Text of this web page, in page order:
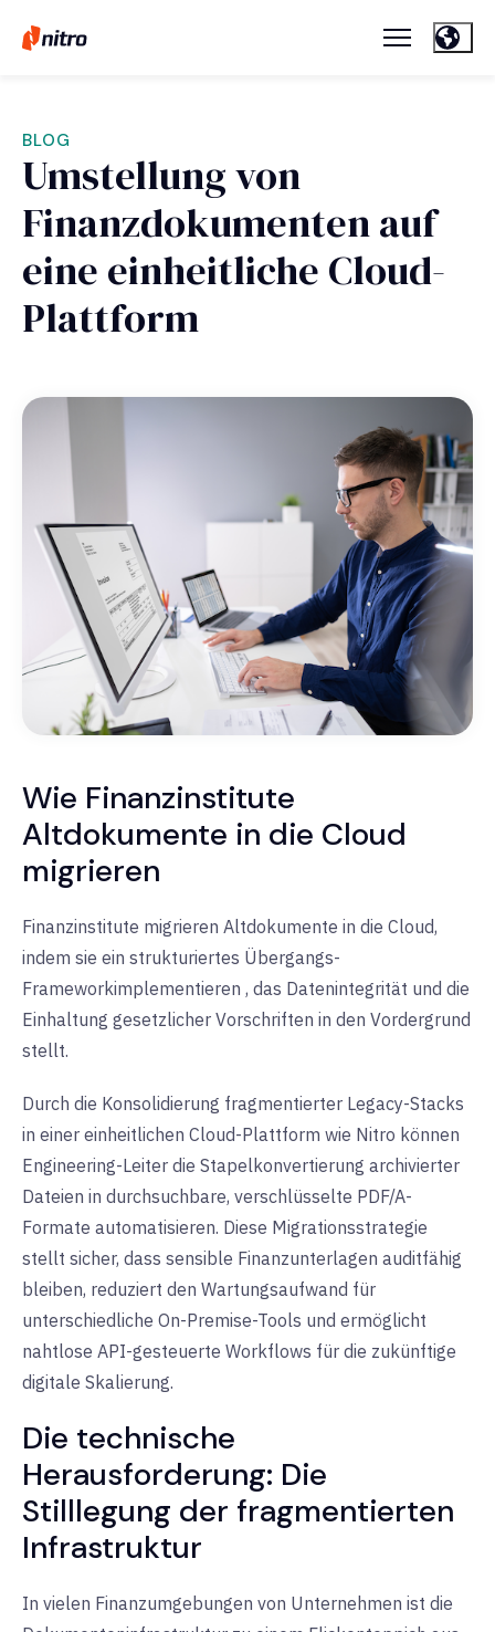
BLOG
Umstellung von
Finanzdokumenten auf
eine einheitliche Cloud-
Plattform
Wie Finanzinstitute
Altdokumente in die Cloud
migrieren
Finanzinstitute migrieren Altdokumente in die Cloud,
indem sie ein strukturiertes Übergangs-
Frameworkimplementieren , das Datenintegrität und die
Einhaltung gesetzlicher Vorschriften in den Vordergrund
stellt.
Durch die Konsolidierung fragmentierter Legacy-Stacks
in einer einheitlichen Cloud-Plattform wie Nitro können
Engineering-Leiter die Stapelkonvertierung archivierter
Dateien in durchsuchbare, verschlüsselte PDF/A-
Formate automatisieren. Diese Migrationsstrategie
stellt sicher, dass sensible Finanzunterlagen auditfähig
bleiben, reduziert den Wartungsaufwand für
unterschiedliche On-Premise-Tools und ermöglicht
nahtlose API-gesteuerte Workflows für die zukünftige
digitale Skalierung.
Die technische
Herausforderung: Die
Stilllegung der fragmentierten
Infrastruktur
In vielen Finanzumgebungen von Unternehmen ist die